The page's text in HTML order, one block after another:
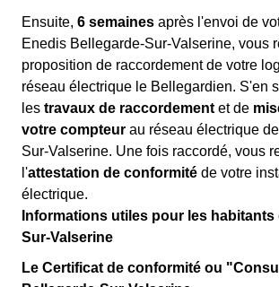
Ensuite, 6 semaines après l'envoi de
Enedis Bellegarde-Sur-Valserine, vous
proposition de raccordement de votre
réseau électrique le Bellegardien. S'en
les travaux de raccordement et de
votre compteur au réseau électrique
Sur-Valserine. Une fois raccordé, vous
l'attestation de conformité de votre
électrique.
Informations utiles pour les habitants
Sur-Valserine
Le Certificat de conformité ou